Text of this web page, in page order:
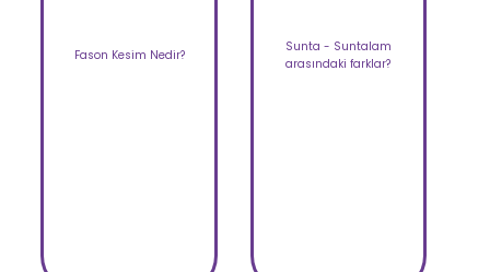
Fason Kesim Nedir?
Sunta - Suntalam
arasındaki farklar?